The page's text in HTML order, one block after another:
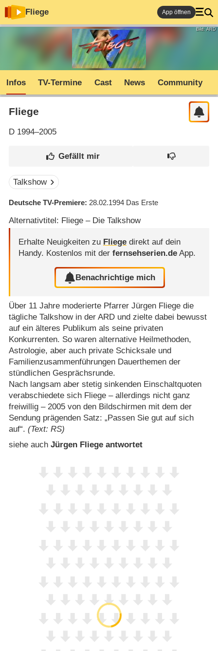
Fliege App öffnen
Bild: ARD
Infos TV-Termine Cast News Community
Fliege
D1994–2005
Talkshow
Deutsche TV-Premiere 28.02.1994 Das Erste
Alternativtitel: Fliege – Die Talkshow
Erhalte Neuigkeiten zu Fliegedirekt auf dein
Handy. Kostenlos mit der fernsehserien.deApp.
Benachrichtige mich
Über 11 Jahre moderierte Pfarrer Jürgen Fliege die
tägliche Talkshow in der ARD und zielte dabei bewusst
auf ein älteres Publikum als seine privaten
Konkurrenten. So waren alternative Heilmethoden,
Astrologie, aber auch private Schicksale und
Familienzusammenführungen Dauerthemen der
stündlichen Gesprächsrunde.
Nach langsam aber stetig sinkenden Einschaltquoten
verabschiedete sich Fliege – allerdings nicht ganz
freiwillig – 2005 von den Bildschirmen mit dem der
Sendung prägenden Satz: „Passen Sie gut auf sich
auf“. (Text: RS)
siehe auch Jürgen Fliege antwortet